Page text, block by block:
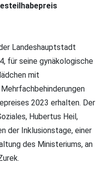
Landeshauptstadt
für seine gynäkologische
mit
2023 erhalten. Der
Hubertus Heil,
der Inklusionstage, einer
des Ministeriums, an